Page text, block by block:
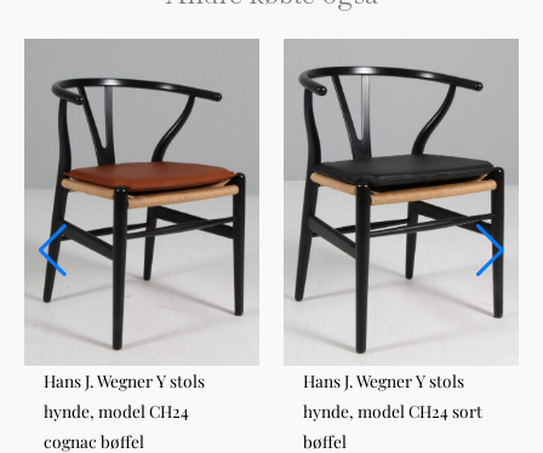
Hans J. Wegner Y stols
hynde, model CH24
cognac bøffel
Hans J. Wegner Y stols
hynde, model CH24 sort
bøffel